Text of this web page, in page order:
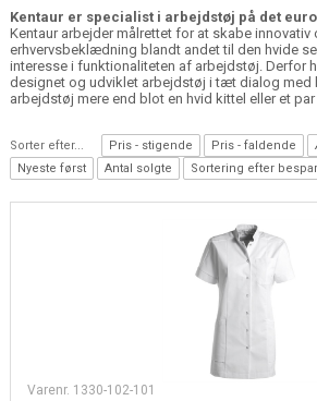
Kentaur er specialist i arbejdstøj på det
Kentaur arbejder målrettet for at skabe innovativ
erhvervsbeklædning blandt andet til den hvide
interesse i funktionaliteten af arbejdstøj. Derfor
designet og udviklet arbejdstøj i tæt dialog med
arbejdstøj mere end blot en hvid kittel eller et
Sorter efter... Pris - stigende Pris - faldende
Nyeste først
Antal solgte Sortering efter
Varenr. 1330-102-101